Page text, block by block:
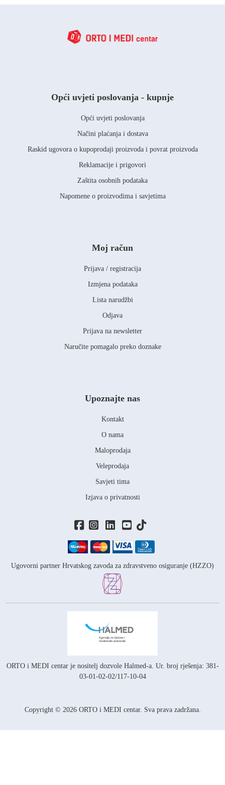
Opći uvjeti poslovanja - kupnje
Opći uvjeti poslovanja
Načini plaćanja i dostava
Raskid ugovora o kupoprodaji proizvoda i povrat proizvoda
Reklamacije i prigovori
Zaštita osobnih podataka
Napomene o proizvodima i savjetima
Moj račun
Prijava / registracija
Izmjena podataka
Lista narudžbi
Odjava
Prijava na newsletter
Naručite pomagalo preko doznake
Copyright © 2026 ORTO i MEDI centar. Sva prava zadržana.
Ugovorni partner Hrvatskog zavoda za zdravstveno osiguranje (HZZO)
ORTO i MEDI centar je nositelj dozvole Halmed-a. Ur. broj rješenja: 381-
03-01-02-02/117-10-04
Upoznajte nas
Kontakt
O nama
Maloprodaja
Veleprodaja
Savjeti tima
Izjava o privatnosti